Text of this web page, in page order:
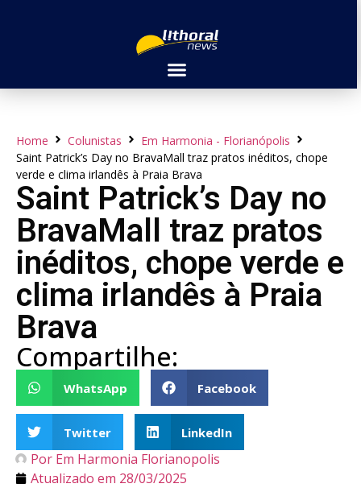
Home Colunistas
Em Harmonia - Florianópolis
Saint Patrick’s Day no BravaMall traz pratos inéditos, chope
verde e clima irlandês à Praia Brava
Saint Patrick’s Day no
BravaMall traz pratos
inéditos, chope verde e
clima irlandês à Praia
Brava
Compartilhe:
WhatsApp Facebook
Twitter LinkedIn
Por Em Harmonia Florianopolis
Atualizado em 28/03/2025